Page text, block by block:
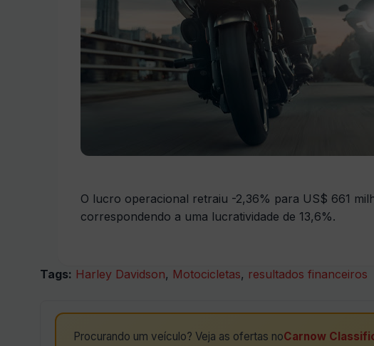
O lucro operacional retraiu -2,36% para US$ 661
correspondendo a uma lucratividade de 13,6%.
Tags: Harley Davidson, Motocicletas, resultados financeiros
Procurando um veículo? Veja as ofertas noCarnow